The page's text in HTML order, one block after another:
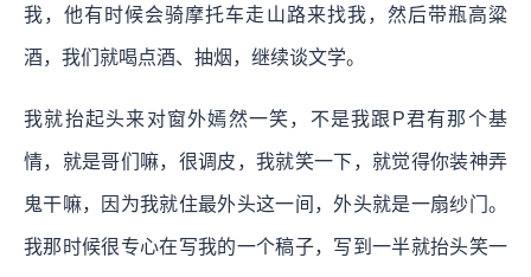
我，他有时候会骑摩托车走山路来找我，然后带瓶高粱
酒，我们就喝点酒、抽烟，继续谈文学。
我就抬起头来对窗外嫣然一笑，不是我跟P君有那个基
情，就是哥们嘛，很调皮，我就笑一下，就觉得你装神弄
鬼干嘛，因为我就住最外头这一间，外头就是一扇纱门。
我那时候很专心在写我的一个稿子，写到一半就抬头笑一